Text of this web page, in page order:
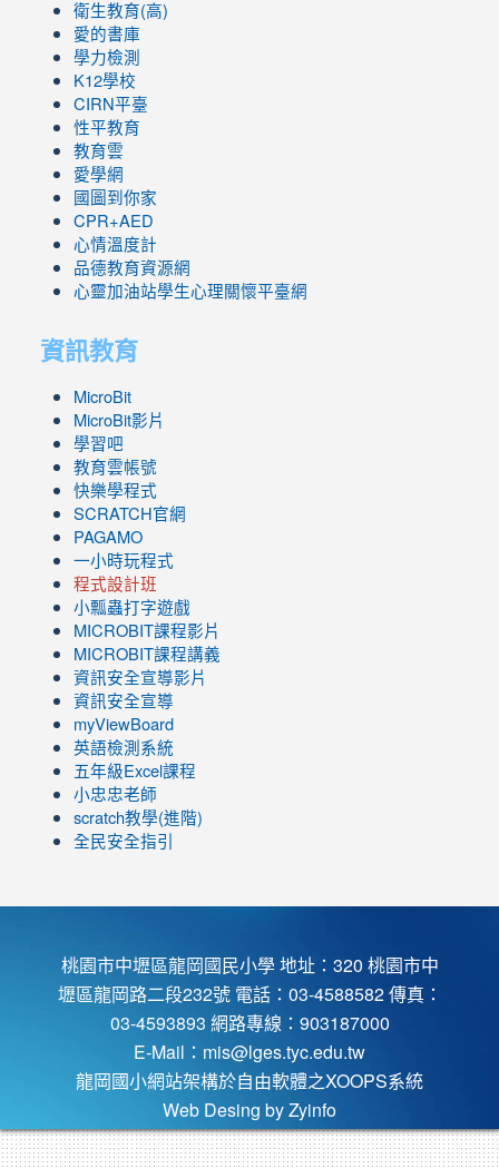
衛生教育(高)
愛的書庫
學力檢測
K12學校
CIRN平臺
性平教育
教育雲
愛學網
國圖到你家
CPR+AED
心情溫度計
品德教育資源網
心靈加油站學生心理關懷平臺網
資訊教育
MicroBit
MicroBit影片
學習吧
教育雲帳號
快樂學程式
SCRATCH官網
PAGAMO
一小時玩程式
程式設計班
小瓢蟲打字遊戲
link
to
https://www.youtube.com/channel/UC8LghzcV5-
ZBGmXwlbUndNA/videos?
view=0&sort=dd&shelf_id=0
MICROBIT課程影片
link
to
https://www.youtube.com/channel/UC8LghzcV5-
ZBGmXwlbUndNA/videos?
view=0&sort=dd&shelf_id=0
MICROBIT課程講義
資訊安全宣導影片
資訊安全宣導
myViewBoard
英語檢測系統
五年級Excel課程
小忠忠老師
scratch教學(進階)
全民安全指引
桃園市中壢區龍岡國民小學 地址：320 桃園市中
壢區龍岡路二段232號 電話：03-4588582 傳真：
03-4593893 網路專線：903187000
E-Mail： mis@lges.tyc.edu.tw
龍岡國小網站架構於自由軟體之XOOPS系統
Web Desing by Zyinfo